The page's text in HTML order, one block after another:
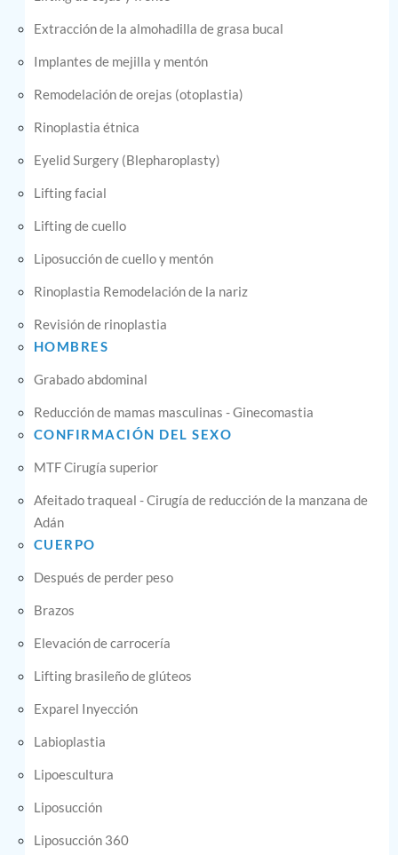
Extracción de la almohadilla de grasa bucal
Implantes de mejilla y mentón
Remodelación de orejas (otoplastia)
Rinoplastia étnica
Eyelid Surgery (Blepharoplasty)
Lifting facial
Lifting de cuello
Liposucción de cuello y mentón
Rinoplastia Remodelación de la nariz
Revisión de rinoplastia
HOMBRES
Grabado abdominal
Reducción de mamas masculinas - Ginecomastia
CONFIRMACIÓN DEL SEXO
MTF Cirugía superior
Afeitado traqueal - Cirugía de reducción de la manzana de
Adán
CUERPO
Después de perder peso
Brazos
Elevación de carrocería
Lifting brasileño de glúteos
Exparel Inyección
Labioplastia
Lipoescultura
Liposucción
Liposucción 360